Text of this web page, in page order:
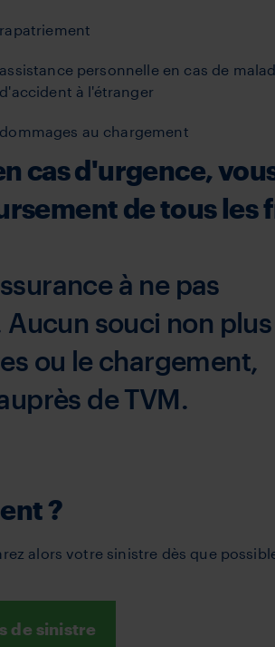
rapatriement
assistance personnelle en cas de
d'accident à l'étranger
dommages au chargement
cas d'urgence,
de tous les
à ne pas
souci non plus
ou le chargement,
de TVM.
?
alors votre sinistre dès que
de sinistre